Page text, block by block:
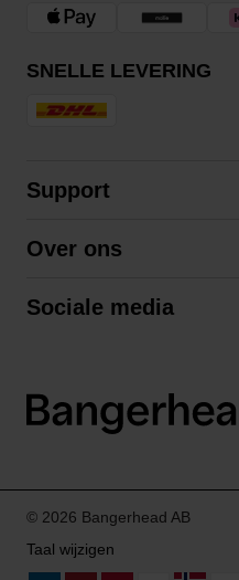
SNELLE LEVERING
Support
Algemene voorwaarden
Over ons
Sociale media
LinkedIn
© 2026 Bangerhead AB
Taal wijzigen